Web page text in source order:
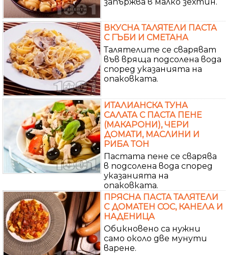
ВКУСНА ТАЛЯТЕЛИ ПАСТА
С ГЪБИ И СМЕТАНА
Талятелите се сваряват
във вряща подсолена вода
според указанията на
опаковката.
ИТАЛИАНСКА ТУНА
САЛАТА С ПАСТА ПЕНЕ
(МАКАРОНИ), ЧЕРИ
ДОМАТИ, МАСЛИНИ И
РИБА ТОН
Пастата пене се сварява
в подсолена вода според
указанията на
опаковката.
ПРЯСНА ПАСТА ТАЛЯТЕЛИ
С ДОМАТЕН СОС, КАНЕЛА И
НАДЕНИЦА
Обикновено са нужни
само около две мунути
варене.